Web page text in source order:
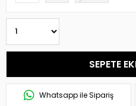
Whatsapp ile Sipariş